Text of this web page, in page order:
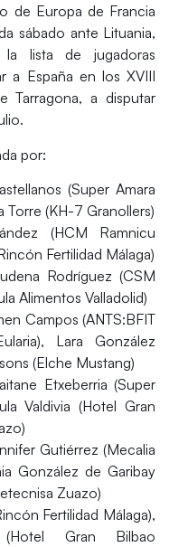
de Europa de Francia
sábado ante Lituania,
lista de jugadoras
a España en losXVIII
Tarragona, a disputar
por:
(Super Amara
Torre (KH-7 Granollers)
(HCM Ramnicu
Fertilidad Málaga)
Rodríguez (CSM
Alimentos Valladolid)
Campos (ANTS:BFIT
Lara González
(Elche Mustang)
Etxeberria (Super
Valdivia (Hotel Gran
Gutiérrez (Mecalia
González de Garibay
Zuazo)
Fertilidad Málaga),
Gran Bilbao